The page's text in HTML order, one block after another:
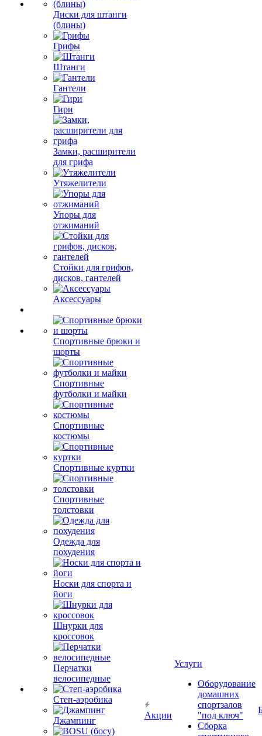
Диски для штанги
(блины)
Грифы
Штанги
Гантели
Гири
Замки, расширители
для грифа
Утяжелители
Упоры для
отжиманий
Стойки для грифов,
дисков, гантелей
Аксессуары
Спортивные брюки и
шорты
Спортивные
футболки и майки
Спортивные
костюмы
Спортивные куртки
Спортивные
толстовки
Одежда для
похудения
Носки для спорта и
йоги
Шнурки для
кроссовок
Перчатки
велосипедные
Степ-аэробика
Джампинг
Акции
Услуги
Оборудование
домашних
спортзалов
"под ключ"
Сборка